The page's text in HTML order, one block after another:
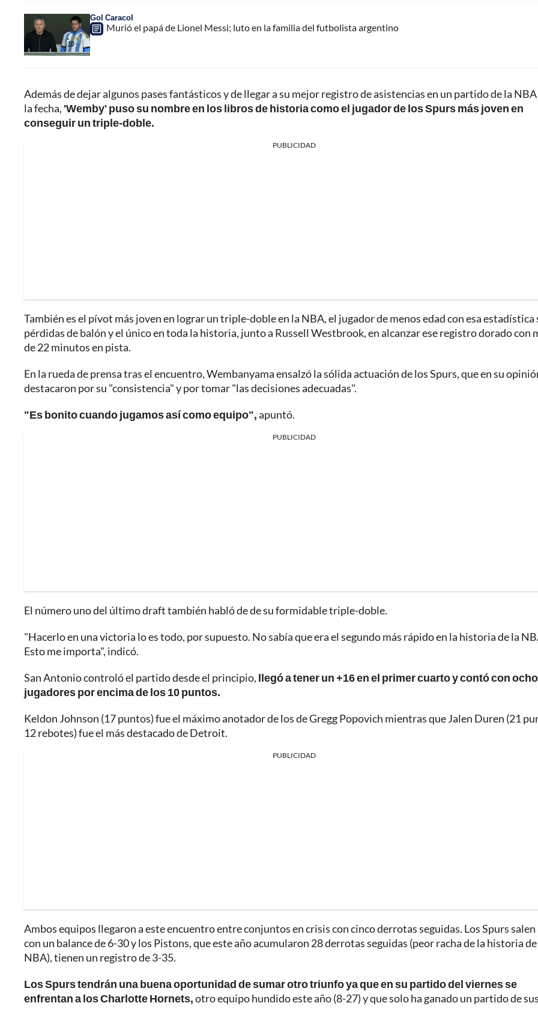
Gol Caracol
Murió el papá de Lionel Messi; luto en la familia del futbolista argentino
Además de dejar algunos pases fantásticos y de llegar a su mejor registro de asistencias en un partido de la
la fecha, 'Wemby' puso su nombre en los libros de historia como el jugador de los Spurs más joven en
conseguir un triple-doble.
PUBLICIDAD
También es el pívot más joven en lograr un triple-doble en la NBA, el jugador de menos edad con esa estadística
pérdidas de balón y el único en toda la historia, junto a Russell Westbrook, en alcanzar ese registro dorado con
de 22 minutos en pista.
En la rueda de prensa tras el encuentro, Wembanyama ensalzó la sólida actuación de los Spurs, que en su
destacaron por su "consistencia" y por tomar "las decisiones adecuadas".
"Es bonito cuando jugamos así como equipo",apuntó.
PUBLICIDAD
El número uno del último draft también habló de de su formidable triple-doble.
"Hacerlo en una victoria lo es todo, por supuesto. No sabía que era el segundo más rápido en la historia de la
Esto me importa", indicó.
San Antonio controló el partido desde el principio, llegó a tener un +16 en el primer cuarto y contó con ocho
jugadores por encima de los 10 puntos.
Keldon Johnson (17 puntos) fue el máximo anotador de los de Gregg Popovich mientras que Jalen Duren (21
12 rebotes) fue el más destacado de Detroit.
PUBLICIDAD
Ambos equipos llegaron a este encuentro entre conjuntos en crisis con cinco derrotas seguidas. Los Spurs salen
con un balance de 6-30 y los Pistons, que este año acumularon 28 derrotas seguidas (peor racha de la historia
NBA), tienen un registro de 3-35.
Los Spurs tendrán una buena oportunidad de sumar otro triunfo ya que en su partido del viernes se
enfrentan a los Charlotte Hornets,otro equipo hundido este año (8-27) y que solo ha ganado un partido de sus